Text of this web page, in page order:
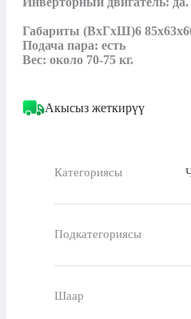
Габариты (ВхГхШ)6
Подача пара: есть
Вес: около 70-75 кг.
Акысыз жеткирүү
Категориясы
Подкатегориясы
Шаар